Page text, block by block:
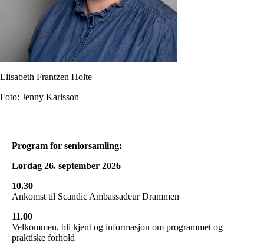
Elisabeth Frantzen Holte
Foto: Jenny Karlsson
Program for seniorsamling:
Lørdag 26. september 2026
10.30
Ankomst til Scandic Ambassadeur Drammen
11.00
Velkommen, bli kjent og informasjon om programmet og
praktiske forhold